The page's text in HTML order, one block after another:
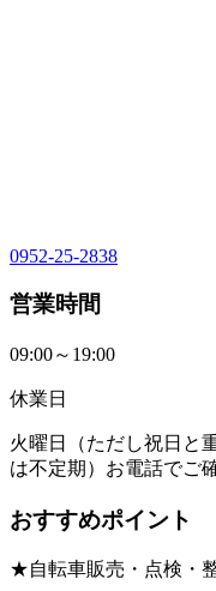
0952-25-2838
営業時間
09:00～19:00
休業日
火曜日（ただし祝日と
は不定期）お電話でご
おすすめポイント
★自転車販売・点検・